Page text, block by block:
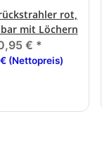
rot,
mit Löchern
€ *
(Nettopreis)